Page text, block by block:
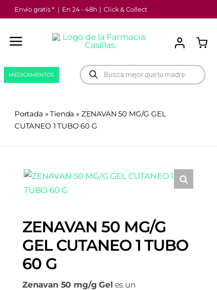
Saltar
al
contenido
Envío gratis * | En 24 - 48h | Click & Collect
Búsqueda
de
productos
MEDICAMENTOS
Portada »Tienda » ZENAVAN 50 MG/G GEL
CUTANEO 1 TUBO 60 G
ZENAVAN 50 MG/G
GEL CUTANEO 1 TUBO
60 G
Zenavan 50 mg/g Gel es un